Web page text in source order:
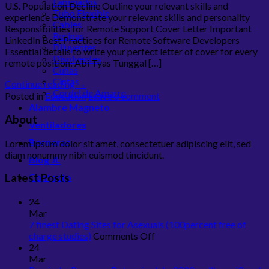
Tubo Flexible
Cables
Resinas
Diluyentes
Disolventes
Cuñas
Cintas
Cordel de Amarre
Alambre Magneto
Ventiladores
Borneras
Blog JL
Contacto
U.S. Population Decline Outline your relevant skills and
experience Demonstrate your relevant skills and personality
Responsibilities for Remote Support Cover Letter Important
LinkedIn Best Practices for Remote Software Developers
Essential details to write your perfect letter of cover for every
remote position: Abi Tyas Tunggal […]
Continue reading→
Posted inEducationLeave a comment
About
Lorem ipsum dolor sit amet, consectetuer adipiscing elit, sed
diam nonummy nibh euismod tincidunt.
Latest Posts
24
Mar
7 finest Dating Sites for Asexuals (100percent free of
charge studies) Comments Off
24
Mar